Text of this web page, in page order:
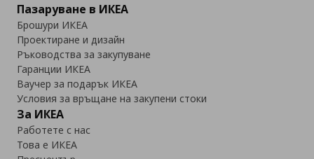
Пазаруване в ИКЕА
Брошури ИКЕА
Проектиране и дизайн
Ръководства за закупуване
Гаранции ИКЕА
Ваучер за подарък ИКЕА
Условия за връщане на закупени стоки
За ИКЕА
Работете с нас
Това е ИКЕА